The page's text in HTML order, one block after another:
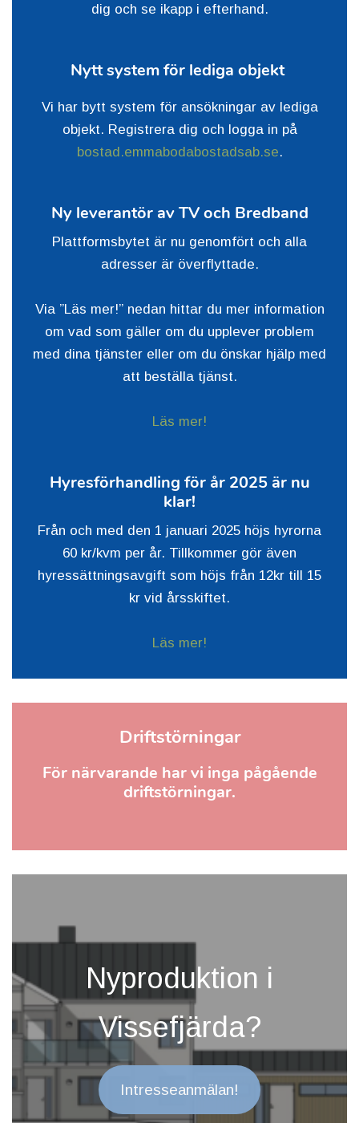
dig och se ikapp i efterhand.
Nytt system för lediga objekt
Vi har bytt system för ansökningar av lediga
objekt. Registrera dig och logga in på
bostad.emmabodabostadsab.se.
Ny leverantör av TV och Bredband
Plattformsbytet är nu genomfört och alla
adresser är överflyttade.
Via ”Läs mer!” nedan hittar du mer information
om vad som gäller om du upplever problem
med dina tjänster eller om du önskar hjälp med
att beställa tjänst.
Läs mer!
Hyresförhandling för år 2025 är nu
klar!
Från och med den 1 januari 2025 höjs hyrorna
60 kr/kvm per år. Tillkommer gör även
hyressättningsavgift som höjs från 12kr till 15
kr vid årsskiftet.
Läs mer!
Driftstörningar
För närvarande har vi inga pågående
driftstörningar.
Nyproduktion i
Vissefjärda?
Intresseanmälan!